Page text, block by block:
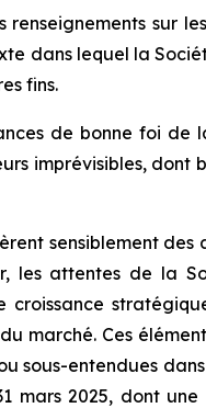
sur
dans lequel la
fins.
de bonne foi de
imprévisibles, dont
sensiblement
les attentes de la
marché. Ces
sous-entendues
2025, dont une